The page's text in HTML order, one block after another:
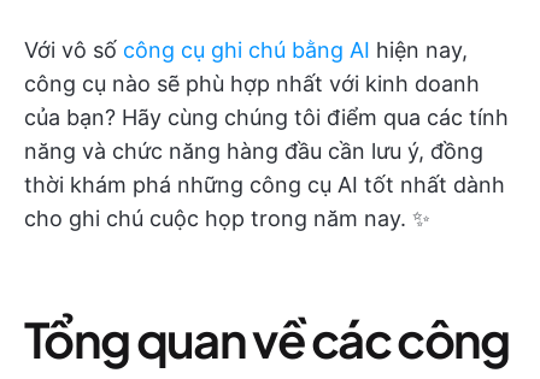
Với vô số công cụ ghi chú bằng AI hiện nay,
công cụ nào sẽ phù hợp nhất với kinh doanh
của bạn? Hãy cùng chúng tôi điểm qua các tính
năng và chức năng hàng đầu cần lưu ý, đồng
thời khám phá những công cụ AI tốt nhất dành
cho ghi chú cuộc họp trong năm nay. ✨
Tổng quan về các công